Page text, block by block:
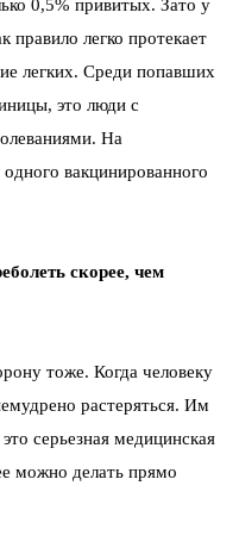
0,5% привитых. Зато у
правило легко протекает
легких. Среди попавших
это люди с
На
вакцинированного
скорее, чем
тоже. Когда человеку
растеряться. Им
серьезная медицинская
можно делать прямо